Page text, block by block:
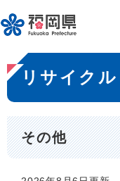
ー
ジ
先
頭
で
。
メ
本
文
リサイク
その他